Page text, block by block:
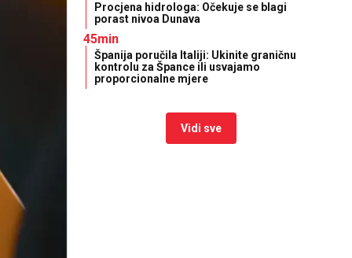
Procjena hidrologa: Očekuje se blagi
porast nivoa Dunava
45min
Španija poručila Italiji: Ukinite graničnu
kontrolu za Špance ili usvajamo
proporcionalne mjere
Vidi sve